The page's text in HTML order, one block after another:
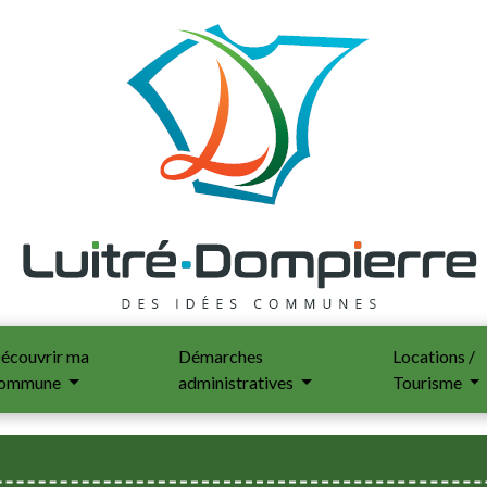
ma
Démarches
administratives
Locations /
Tourisme